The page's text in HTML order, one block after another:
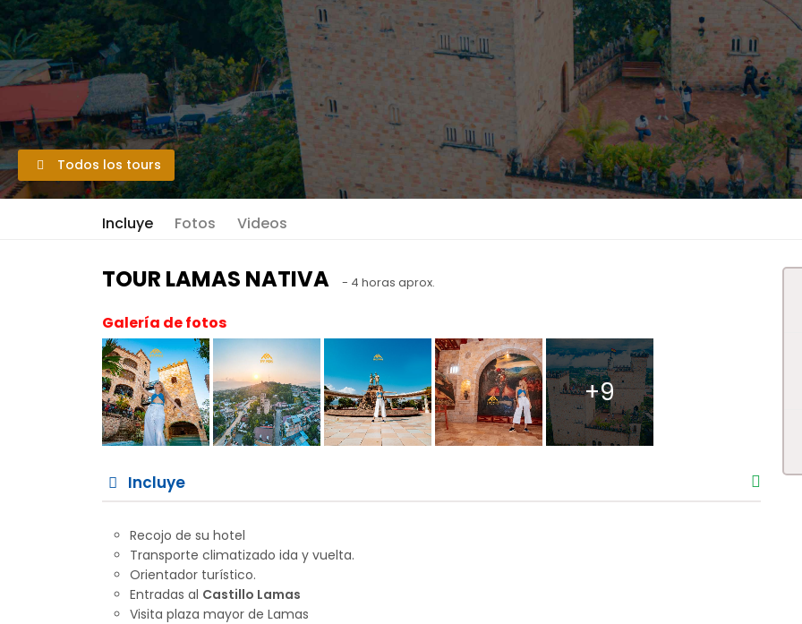
Todos los tours
Incluye Fotos Videos
TOUR LAMAS NATIVA - 4 horas aprox.
Galería de fotos
+9
Incluye
Recojo de su hotel
Transporte climatizado ida y vuelta.
Orientador turístico.
Entradas al Castillo Lamas
Visita plaza mayor de Lamas